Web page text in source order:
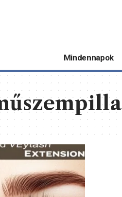
Mindennapok